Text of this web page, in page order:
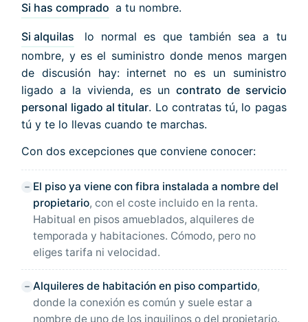
Si has comprado a tu nombre.
Si alquilas
lo normal es que también sea a tu
nombre, y es el suministro donde menos margen
de discusión hay: internet no es un suministro
ligado a la vivienda, es un contrato de servicio
personal ligado al titular. Lo contratas tú, lo pagas
tú y te lo llevas cuando te marchas.
Con dos excepciones que conviene conocer:
El piso ya viene con fibra instalada a nombre del
propietario, con el coste incluido en la renta.
Habitual en pisos amueblados, alquileres de
temporada y habitaciones. Cómodo, pero no
eliges tarifa ni velocidad.
Alquileres de habitación en piso compartido,
donde la conexión es común y suele estar a
nombre de uno de los inquilinos o del propietario.